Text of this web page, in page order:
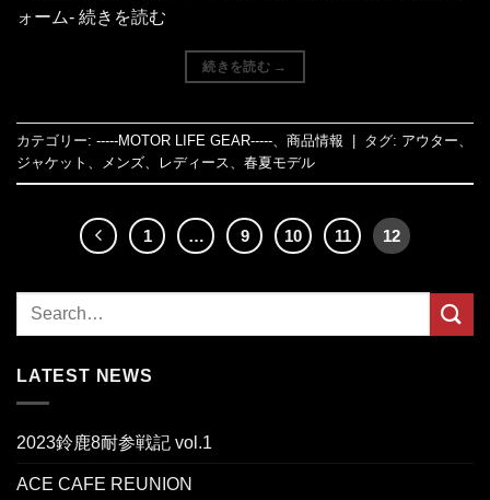
ォーム- 続きを読む
続きを読む →
カテゴリー: -----MOTOR LIFE GEAR----- 商品情報 タグ: アウター
ジャケット
メンズ レディース 春夏モデル
1 … 9 10 11 12
LATEST NEWS
2023鈴鹿8耐参戦記 vol.1
ACE CAFE REUNION